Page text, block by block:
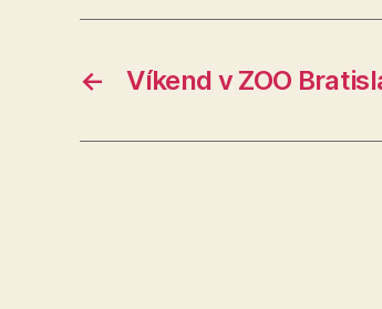
← Víkend v ZOO